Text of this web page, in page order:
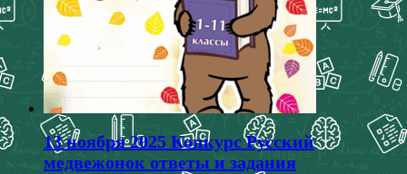
13 ноября 2025 Конкурс Русский
медвежонок ответы и задания